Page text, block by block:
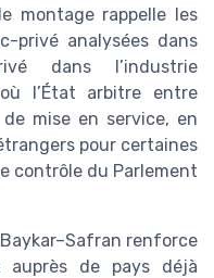
montage rappelle les
privé analysées dans
dans l’industrie
l’État arbitre entre
mise en service, en
pour certaines
contrôle du Parlement
renforce
auprès de pays déjà